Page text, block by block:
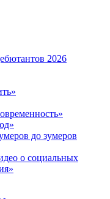
2026
до зумеров
о социальных